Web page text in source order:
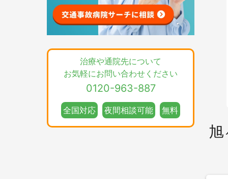
治療や通院先について
お気軽にお問い合わせください
0120-963-887
全国対応 夜間相談可能 無料